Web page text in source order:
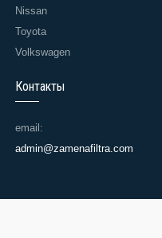
Nissan
Toyota
Volkswagen
Контакты
email:
admin@zamenafiltra.com